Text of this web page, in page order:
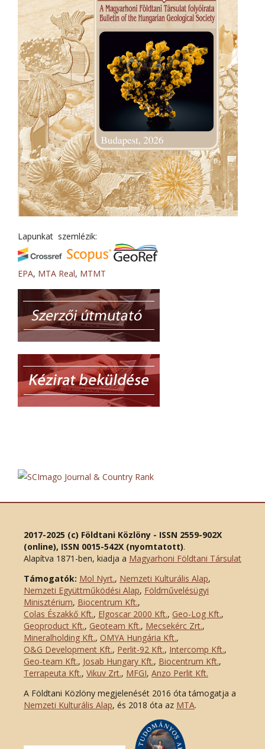
Lapunkat szemlézik:
EPA, MTA Real, MTMT
2017-2025 (c) Földtani Közlöny - ISSN 2559-902X
(online), ISSN 0015-542X (nyomtatott).
Alapítva 1871-ben, kiadja a Magyarhoni Földtani Társulat
Támogatók: Mol Nyrt., Nemzeti Kulturális Alap,
Nemzeti Együttműködési Alap, Földművelésügyi
Minisztérium, Biocentrum Kft.,
Colas Északkő Kft., Elgoscar 2000 Kft., Geo-Log Kft.,
Geoproduct Kft., Geoteam Kft., Mecsekérc Zrt.,
Mineralholding Kft., OMYA Hungária Kft.,
O&G Development Kft., Perlit-92 Kft., Intercomp Kft.,
Geo-team Kft., Josab Hungary Kft., Biocentrum Kft.,
Terrapeuta Kft., Vikuv Zrt., MFGI, Anzo Perlit Kft.
A Földtani Közlöny megjelenését 2016 óta támogatja a
Nemzeti Kulturális Alap, és 2018 óta az MTA.